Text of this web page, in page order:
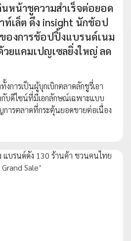
นหน้าชูความสำเร็จต่อยอด
ท์เล็ต ดึง insight นักช้อป
องการช้อปปิ้งแบรนด์เนม
ยแคมเปญเซลยิ่งใหญ่ ลด
การเป็นผู้บุกเบิกตลาดลักชูรี่เอา
กับดีไซน์ที่มีเอกลักษณ์เฉพาะแบบ
การตลาดที่กระตุ้นยอดขายต่อเนื่อง